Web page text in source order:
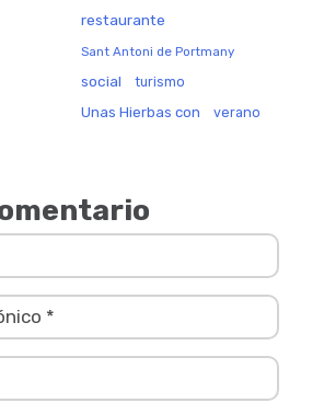
restaurante
Sant Antoni de Portmany
social turismo
Unas Hierbas con verano